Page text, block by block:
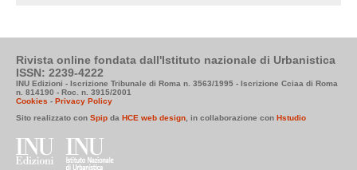
Rivista online fondata dall'Istituto nazionale di Urbanistica
ISSN: 2239-4222
INU Edizioni - Iscrizione Tribunale di Roma n. 3563/1995 - Iscrizione Cciaa di Roma
n. 814190 - Roc. n. 3915/2001
Cookies - Privacy Policy
Sito realizzato con Spip da HCE web design , in collaborazione con Hstudio